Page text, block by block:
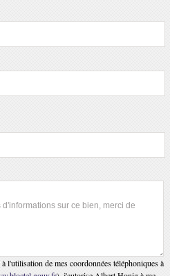
l'utilisation de mes coordonnées téléphoniques à